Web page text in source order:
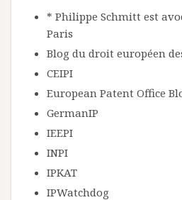
* Philippe Schmitt est
Paris
Blog du droit européen
CEIPI
European Patent Office
GermanIP
IEEPI
INPI
IPKAT
IPWatchdog